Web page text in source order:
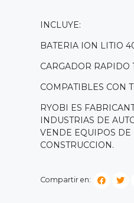
INCLUYE:
BATERIA ION LITIO
CARGADOR RAPIDO
COMPATIBLES CON
RYOBI ES
INDUSTRIAS DE
VENDE EQUIPOS DE
CONSTRUCCION.
Compartir en: